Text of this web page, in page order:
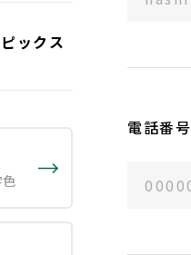
ックス
電話番号